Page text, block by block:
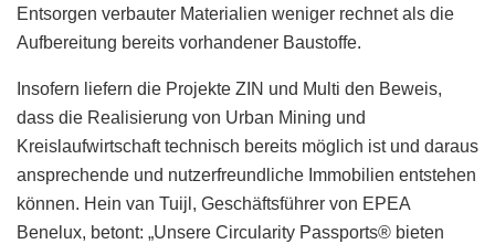
Entsorgen verbauter Materialien weniger rechnet als die
Aufbereitung bereits vorhandener Baustoffe.
Insofern liefern die Projekte ZIN und Multi den Beweis,
dass die Realisierung von Urban Mining und
Kreislaufwirtschaft technisch bereits möglich ist und daraus
ansprechende und nutzerfreundliche Immobilien entstehen
können. Hein van Tuijl, Geschäftsführer von EPEA
Benelux, betont: „Unsere Circularity Passports® bieten